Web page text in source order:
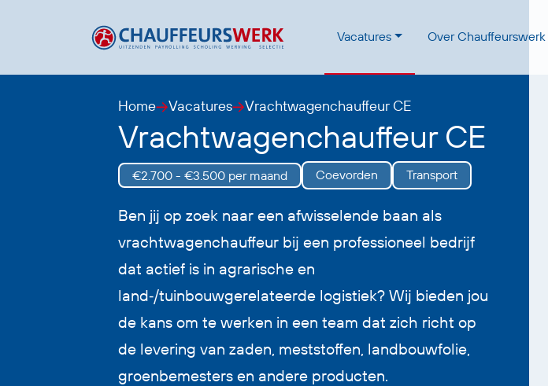
Vacatures Over Chauffeurswerk
Home Vacatures Vrachtwagenchauffeur CE
Vrachtwagenchauffeur CE
€2.700 - €3.500 per maand Coevorden Transport
Ben jij op zoek naar een afwisselende baan als
vrachtwagenchauffeur bij een professioneel bedrijf
dat actief is in agrarische en
land‑/tuinbouwgerelateerde logistiek? Wij bieden jou
de kans om te werken in een team dat zich richt op
de levering van zaden, meststoffen, landbouwfolie,
groenbemesters en andere producten.